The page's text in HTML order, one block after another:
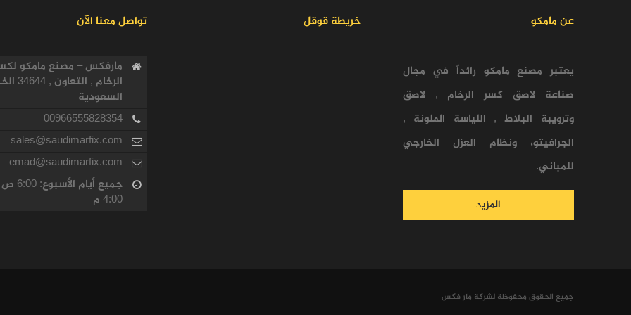
عن مامكو
يعتبر مصنع مامكو رائداً في مجال
صناعة لاصق كسر الرخام , لاصق
وترويبة البلاط , اللياسة الملونة ,
الجرافيتو، ونظام العزل الخارجي
للمباني.
المزيد
خريطة قوقل تواصل معنا الآن
مارفكس – مصنع مامكو
الرخام ,
السعودية
00966555828354
sales@saudimarfix.com
emad@saudimarfix.com
جميع أيام
4:00 م
جميع الحقوق محفوظة لشركة مار فكس